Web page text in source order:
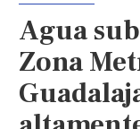
Agua
Zona